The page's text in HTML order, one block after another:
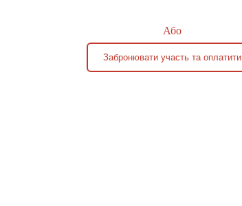
Або
Забронювати участь та оплатити